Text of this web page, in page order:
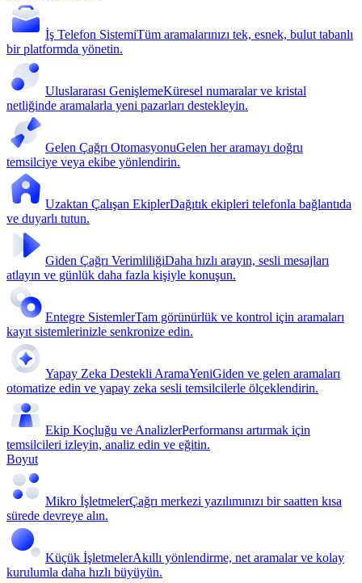
İş Telefon SistemiTüm aramalarınızı tek, esnek, bulut tabanlı
bir platformda yönetin.
Uluslararası GenişlemeKüresel numaralar ve kristal
netliğinde aramalarla yeni pazarları destekleyin.
Gelen Çağrı OtomasyonuGelen her aramayı doğru
temsilciye veya ekibe yönlendirin.
Uzaktan Çalışan EkiplerDağıtık ekipleri telefonla bağlantıda
ve duyarlı tutun.
Giden Çağrı VerimliliğiDaha hızlı arayın, sesli mesajları
atlayın ve günlük daha fazla kişiyle konuşun.
Entegre SistemlerTam görünürlük ve kontrol için aramaları
kayıt sistemlerinizle senkronize edin.
Yapay Zeka Destekli AramaYeniGiden ve gelen aramaları
otomatize edin ve yapay zeka sesli temsilcilerle ölçeklendirin.
Ekip Koçluğu ve AnalizlerPerformansı artırmak için
temsilcileri izleyin, analiz edin ve eğitin.
Boyut
Mikro İşletmelerÇağrı merkezi yazılımınızı bir saatten kısa
sürede devreye alın.
Küçük İşletmelerAkıllı yönlendirme, net aramalar ve kolay
kurulumla daha hızlı büyüyün.